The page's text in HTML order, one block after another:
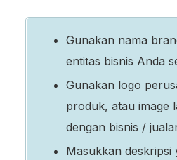
Gunakan nama
entitas bisnis Anda
Gunakan logo
produk, atau image
dengan bisnis /
Masukkan deskripsi